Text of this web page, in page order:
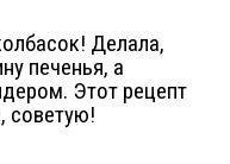
Делала,
печенья, а
Этот рецепт
советую!